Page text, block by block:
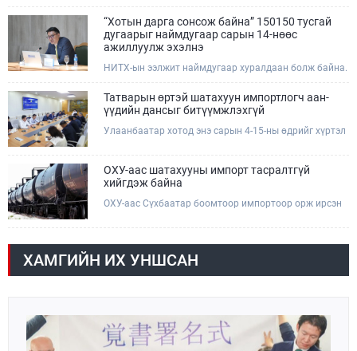
өдөр /2026.08.06/ Сутай хайрхны тэнгэрийг тайх
төрийн тахилга боллоо.
“Хотын дарга сонсож байна” 150150 тусгай
дугаарыг наймдугаар сарын 14-нөөс
ажиллуулж эхэлнэ
НИТХ-ын ээлжит наймдугаар хуралдаан болж байна.
захиргааны байгууллага, албан тушаалтанд 2025,
2026 оны эхний хагас жилийн байдлаар иргэдээс
ирсэн өргөдөл, гомдлын шийдвэрлэлтийн тайлан
мэдээллийг сонслоо.
Татварын өртэй шатахуун импортлогч аан-
үүдийн дансыг битүүмжлэхгүй
Улаанбаатар хотод энэ сарын 4-15-ны өдрийг хүртэл
шатахуун түгээх станцуудын өдрийн борлуулалт хоёр
дахин буурч нэг машиныг цэнэглэх хурд нэмэгдсэн
танилцууллаа.
ОХУ-аас шатахууны импорт тасралтгүй
хийгдэж байна
ОХУ-аас Сүхбаатар боомтоор импортоор орж ирсэн
АИ-92 автобензин орж иржээ.
ХАМГИЙН ИХ УНШСАН